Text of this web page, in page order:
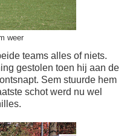
weer
teams alles of niets.
gestolen toen hij aan de
Sem stuurde hem
schot werd nu wel